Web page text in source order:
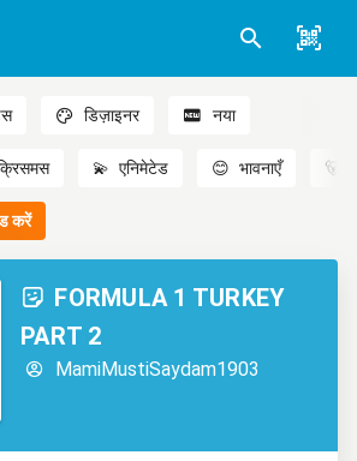
डिज़ाइनर नया
💫 एनिमेटेड 😊 भावनाएँ 🐻
करें
FORMULA 1 TURKEY
PART 2
MamiMustiSaydam1903